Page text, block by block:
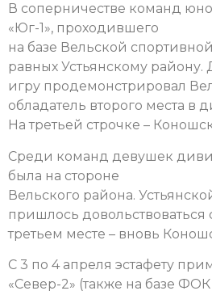
В соперничестве команд
«Юг-1», проходившего
на базе Вельской
равных Устьянскому району.
игру продемонстрировал
обладатель второго места в
На третьей строчке –
Среди команд девушек
была на стороне
Вельского района.
пришлось довольствоваться
третьем месте – вновь
С 3 по 4 апреля эстафету
«Север-2» (также на базе